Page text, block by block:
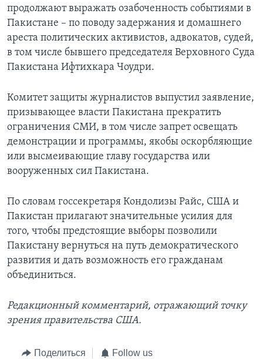
продолжают выражать озабоченность событиями в
Пакистане – по поводу задержания и домашнего
ареста политических активистов, адвокатов, судей,
в том числе бывшего председателя Верховного Суда
Пакистана Ифтихкара Чоудри.
Комитет защиты журналистов выпустил заявление,
призывающее власти Пакистана прекратить
ограничения СМИ, в том числе запрет освещать
демонстрации и программы, якобы оскорбляющие
или высмеивающие главу государства или
вооруженных сил Пакистана.
По словам госсекретаря Кондолизы Райс, США и
Пакистан прилагают значительные усилия для
того, чтобы предстоящие выборы позволили
Пакистану вернуться на путь демократического
развития и дать возможность его гражданам
объединиться.
Редакционный комментарий, отражающий точку
зрения правительства США.
Поделиться Follow us